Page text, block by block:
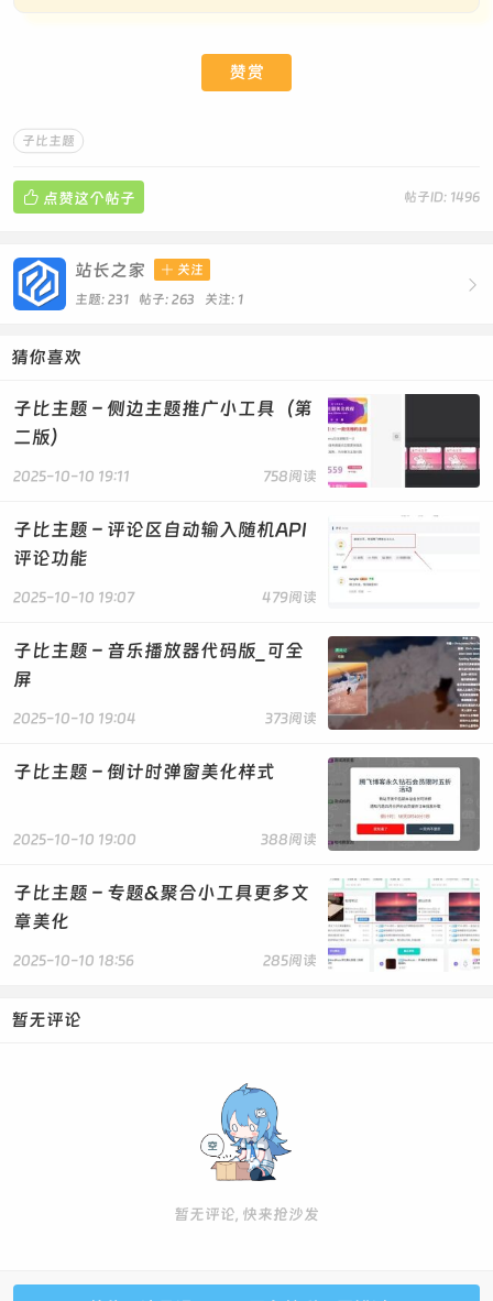
赞赏
子比主题
帖子ID: 1496
 点赞这个帖子

站长之家  关注
主题: 231 帖子: 263 关注: 1
猜你喜欢
子比主题 – 侧边主题推广小工具（第
二版）
758阅读
2025-10-10 19:11
子比主题 – 评论区自动输入随机API
评论功能
479阅读
2025-10-10 19:07
子比主题 – 音乐播放器代码版_可全
屏
373阅读
2025-10-10 19:04
子比主题 – 倒计时弹窗美化样式
388阅读
2025-10-10 19:00
子比主题 – 专题&聚合小工具更多文
章美化
285阅读
2025-10-10 18:56
暂无评论
暂无评论, 快来抢沙发